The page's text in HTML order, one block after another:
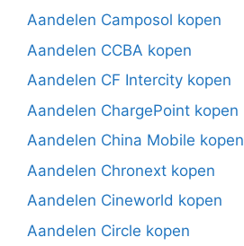
Aandelen Camposol kopen
Aandelen CCBA kopen
Aandelen CF Intercity kopen
Aandelen ChargePoint kopen
Aandelen China Mobile kopen
Aandelen Chronext kopen
Aandelen Cineworld kopen
Aandelen Circle kopen